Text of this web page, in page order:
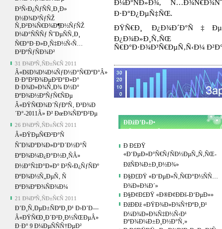
Ð²Ñ‹Ð¿ÑƒÑÑ‚Ð¸Ð»
Ð½Ð¾Ð²ÑƒÑŽ
Ñ‚Ð²Ð¾Ñ€Ð¾Ð¶Ð½ÑƒÑŽ
Ð¼Ð°ÑÑÑƒ ÑˆÐµÑÑ‚Ð¸
Ñ€Ð°Ð·Ð»Ð¸Ñ‡Ð½Ñ‹Ñ…
Ð²ÐºÑƒÑÐ¾Ð²
31 Ð¾ÐºÑ‚ÑÐ±Ñ€Ñ 2011
Â«ÐšÐ¾Ð¼Ð¼ÑƒÐ½Ð°Ñ€ÐºÐ°Â»
Ð·Ð°Ð²Ð¾ÐµÐ²Ð°Ð»Ð°
Ð·Ð¾Ð»Ð¾Ñ‚Ð¾ Ð½Ð°
ÐºÐ¾Ð½ÐºÑƒÑ€ÑÐµ
Â«ÐŸÑ€Ð¾Ð´ÑƒÐºÑ‚ Ð³Ð¾Ð
´Ð°-2011Â» Ð² ÐœÐ¾ÑÐºÐ²Ðµ
26 Ð¾ÐºÑ‚ÑÐ±Ñ€Ñ 2011
Â«ÐŸÐµÑ€Ð²Ð°Ñ
ÑˆÐ¾ÐºÐ¾Ð»Ð°Ð´Ð½Ð°Ñ
ÐºÐ¾Ð¼Ð¿Ð°Ð½Ð¸ÑÂ»
Ð½Ð°Ñ‡Ð°Ð»Ð° Ð²Ñ‹Ð¿ÑƒÑÐº
ÐºÐ¾Ð½Ñ„ÐµÑ‚ Ñ
ÐºÐ¾ÐºÐ¾ÑÐ¾Ð¼
21 Ð¾ÐºÑ‚ÑÐ±Ñ€Ñ 2011
Ð’Ð¸Ñ‚ÐµÐ±ÑÐºÐ¸Ð¹ Ð›Ð’Ð—
Â«ÐŸÑ€Ð¸Ð´Ð²Ð¸Ð½ÑŒÐµÂ»
Ð·Ð° 9 Ð¼ÐµÑÑÑ†ÐµÐ²
Ð¼Ð°ÑÐ»Ð¾,
Ð·Ð°Ð¿ÐµÑ‡ÑŒ.
ÐŸÑ€Ð¸ Ð¿Ð¾Ð´Ð°Ñ‡Ðµ
Ð¿Ð¾Ð»Ð¸Ñ‚ÑŒ
Ñ€Ð°Ð·Ð¾Ð³Ñ€ÐµÑ‚Ñ‹Ð¼
ÐÐžÐ’Ð«Ð•
Ð Ð£ÐŸ
«Ð‘ÐµÐ»Ð°Ñ€ÑƒÑÐ½ÐµÑ„Ñ‚ÑŒ-
ÐžÑÐ¾Ð±Ð¸Ð½Ð¾»
Ð§Ð£ÐŸ «Ð‘ÐµÐ»Ñ‚Ñ€Ð°Ð½ÑÑ…
Ð¾Ð»Ð¾Ð´»
Ð§Ð¢Ð£ÐŸ «Ð®Ð¢Ð­Ðš-Ð‘ÐµÐ»»
ÐžÐÐž «ÐŸÐ¾Ð»Ð¾Ñ†ÐºÐ¸Ð¹
Ð¼Ð¾Ð»Ð¾Ñ‡Ð½Ñ‹Ð¹
ÐºÐ¾Ð¼Ð±Ð¸Ð½Ð°Ñ‚»